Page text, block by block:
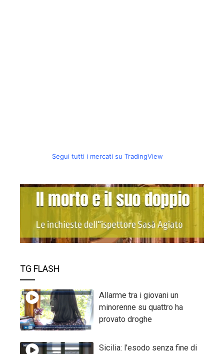
Segui tutti i mercati su TradingView
TG FLASH
Allarme tra i giovani un
minorenne su quattro ha
provato droghe
Sicilia: l’esodo senza fine di